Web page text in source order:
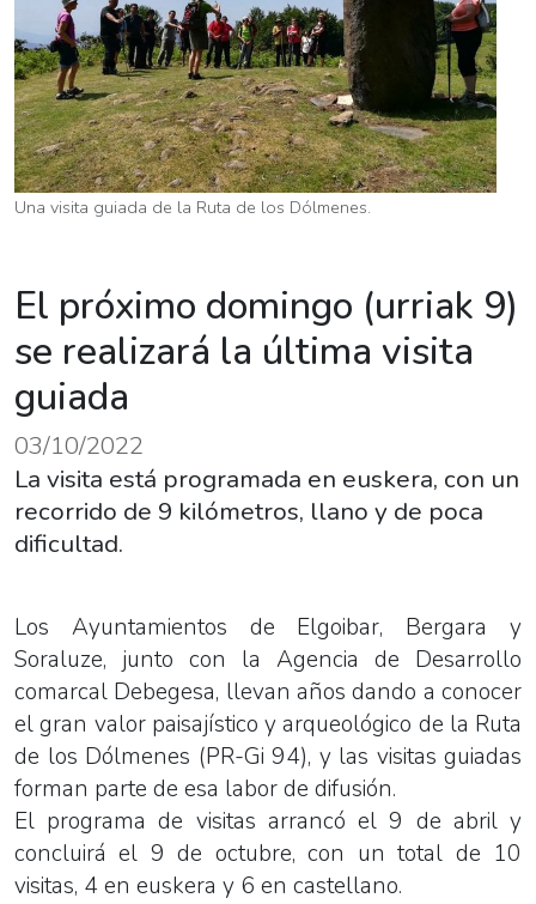
Una visita guiada de la Ruta de los Dólmenes.
El próximo domingo (urriak 9)
se realizará la última visita
guiada
03/10/2022
La visita está programada en euskera, con un
recorrido de 9 kilómetros, llano y de poca
dificultad.
Los Ayuntamientos de Elgoibar, Bergara y
Soraluze, junto con la Agencia de Desarrollo
comarcal Debegesa, llevan años dando a conocer
el gran valor paisajístico y arqueológico de la Ruta
de los Dólmenes (PR-Gi 94), y las visitas guiadas
forman parte de esa labor de difusión.
El programa de visitas arrancó el 9 de abril y
concluirá el 9 de octubre, con un total de 10
visitas, 4 en euskera y 6 en castellano.